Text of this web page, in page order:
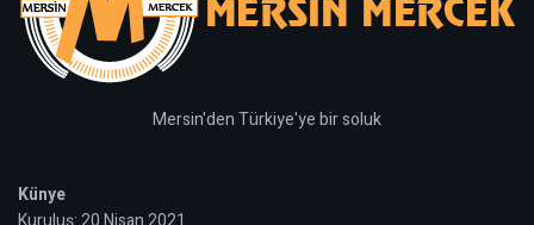
Mersin'den Türkiye'ye bir soluk
Künye